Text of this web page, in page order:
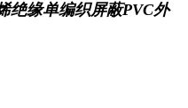
绝缘单编织屏蔽PVC外